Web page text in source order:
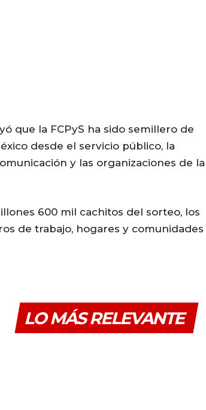
que la FCPyS ha sido semillero de
desde el servicio público, la
y las organizaciones de la
600 mil cachitos del sorteo, los
de trabajo, hogares y comunidades
LO MÁS RELEVANTE